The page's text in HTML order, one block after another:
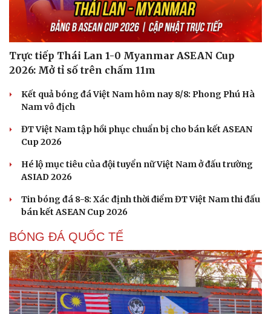
Trực tiếp Thái Lan 1-0 Myanmar ASEAN Cup
2026: Mở tỉ số trên chấm 11m
Kết quả bóng đá Việt Nam hôm nay 8/8: Phong Phú Hà
Nam vô địch
ĐT Việt Nam tập hồi phục chuẩn bị cho bán kết ASEAN
Cup 2026
Hé lộ mục tiêu của đội tuyển nữ Việt Nam ở đấu trường
ASIAD 2026
Tin bóng đá 8-8: Xác định thời điểm ĐT Việt Nam thi đấu
bán kết ASEAN Cup 2026
BÓNG ĐÁ QUỐC TẾ